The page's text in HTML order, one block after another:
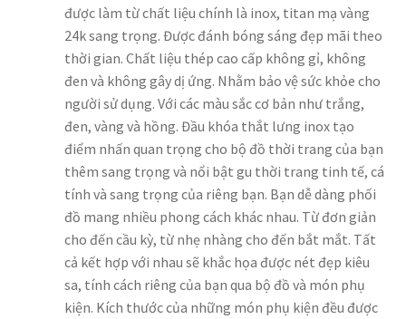
được làm từ chất liệu chính là inox, titan mạ vàng
24k sang trọng. Được đánh bóng sáng đẹp mãi theo
thời gian. Chất liệu thép cao cấp không gỉ, không
đen và không gây dị ứng. Nhằm bảo vệ sức khỏe cho
người sử dụng. Với các màu sắc cơ bản như trắng,
đen, vàng và hồng. Đầu khóa thắt lưng inox tạo
điểm nhấn quan trọng cho bộ đồ thời trang của bạn
thêm sang trọng và nổi bật gu thời trang tinh tế, cá
tính và sang trọng của riêng bạn. Bạn dễ dàng phối
đồ mang nhiều phong cách khác nhau. Từ đơn giản
cho đến cầu kỳ, từ nhẹ nhàng cho đến bắt mắt. Tất
cả kết hợp với nhau sẽ khắc họa được nét đẹp kiêu
sa, tính cách riêng của bạn qua bộ đồ và món phụ
kiện. Kích thước của những món phụ kiện đều được